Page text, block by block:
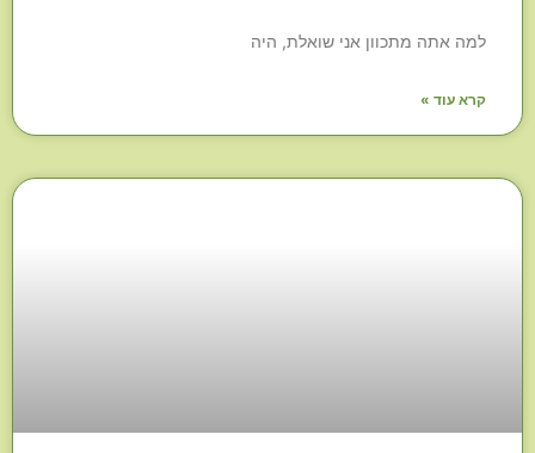
למה אתה מתכוון אני שואלת, היה
קרא עוד »